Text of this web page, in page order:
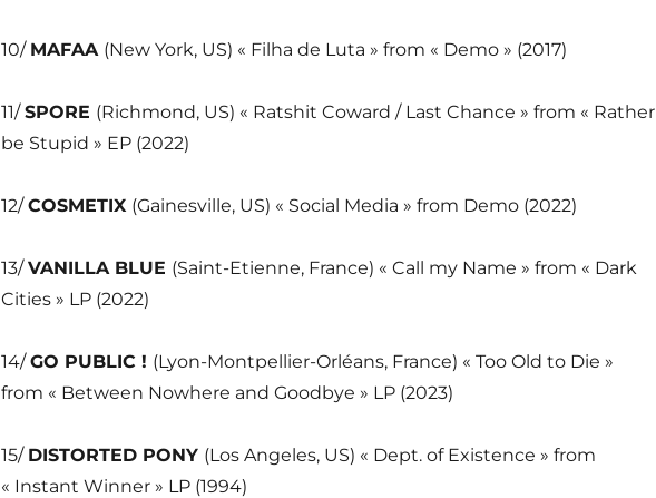
10/ MAFAA (New York, US) « Filha de Luta » from « Demo » (2017)
11/SPORE (Richmond, US) « Ratshit Coward / Last Chance » from « Rather
be Stupid » EP (2022)
12/COSMETIX (Gainesville, US) « Social Media » from Demo (2022)
13/VANILLA BLUE (Saint-Etienne, France) « Call my Name » from « Dark
Cities » LP (2022)
14/GO PUBLIC ! (Lyon-Montpellier-Orléans, France) « Too Old to Die »
from « Between Nowhere and Goodbye » LP (2023)
15/ DISTORTED PONY (Los Angeles, US) « Dept. of Existence » from
« Instant Winner » LP (1994)